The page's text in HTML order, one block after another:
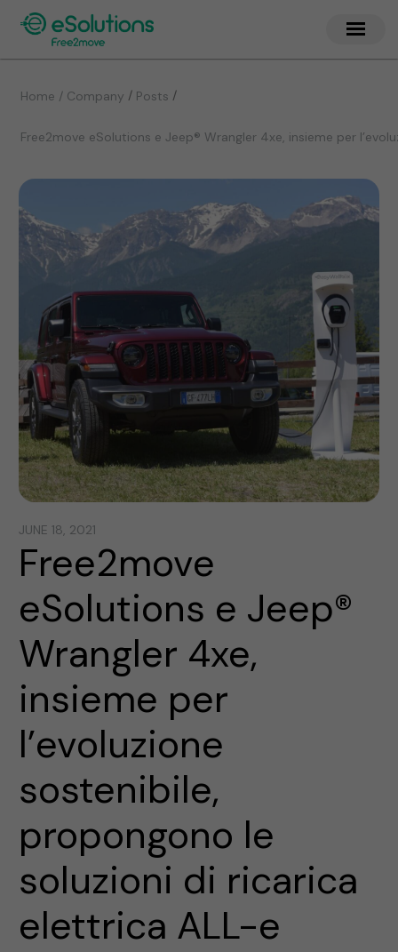
Home / Company / Posts /
Free2move eSolutions e Jeep® Wrangler 4xe, insieme per
JUNE 18, 2021
Free2move
eSolutions e Jeep®
Wrangler 4xe,
insieme per
l’evoluzione
sostenibile,
propongono le
soluzioni di ricarica
elettrica ALL-e